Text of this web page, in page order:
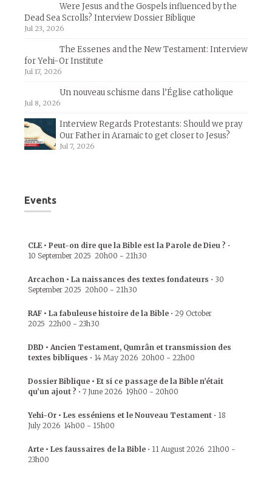
Were Jesus and the Gospels influenced by the
Dead Sea Scrolls? Interview Dossier Biblique
Jul 23, 2026
The Essenes and the New Testament: Interview
for Yehi-Or Institute
Jul 17, 2026
Un nouveau schisme dans l’Église catholique
Jul 8, 2026
Interview Regards Protestants: Should we pray
Our Father in Aramaic to get closer to Jesus?
Jul 7, 2026
Events
CLE • Peut-on dire que la Bible est la Parole de Dieu ? •
10 September 2025 20h00 - 21h30
Arcachon • La naissances des textes fondateurs • 30
September 2025 20h00 - 21h30
RAF • La fabuleuse histoire de la Bible • 29 October
2025 22h00 - 23h30
DBD • Ancien Testament, Qumrân et transmission des
textes bibliques • 14 May 2026 20h00 - 22h00
Dossier Biblique • Et si ce passage de la Bible n’était
qu’un ajout ? • 7 June 2026 19h00 - 20h00
Yehi-Or • Les esséniens et le Nouveau Testament • 18
July 2026 14h00 - 15h00
Arte • Les faussaires de la Bible • 11 August 2026 21h00 -
23h00